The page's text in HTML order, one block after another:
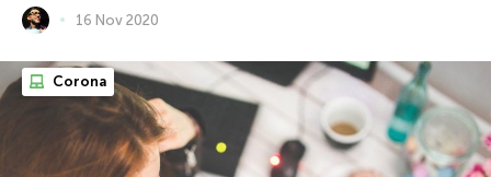
16 Nov 2020
Corona